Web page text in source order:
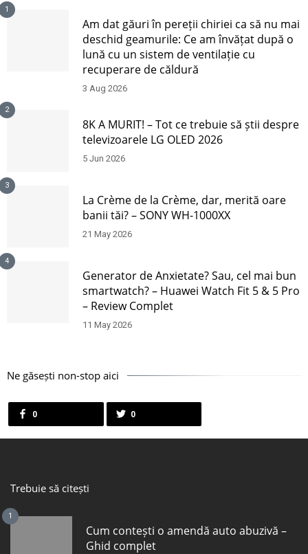
1
Am dat găuri în pereții chiriei ca să nu mai
deschid geamurile: Ce am învățat după o
lună cu un sistem de ventilație cu
recuperare de căldură
3 Aug 2026
2
8K A MURIT! – Tot ce trebuie să știi despre
televizoarele LG OLED 2026
5 Jun 2026
3
La Crème de la Crème, dar, merită oare
banii tăi? – SONY WH-1000XX
21 May 2026
4
Generator de Anxietate? Sau, cel mai bun
smartwatch? – Huawei Watch Fit 5 & 5 Pro
– Review Complet
11 May 2026
Ne găsești non-stop aici
0 0
Trebuie să citești
1
Cum contești o amendă auto abuzivă –
Ghid complet